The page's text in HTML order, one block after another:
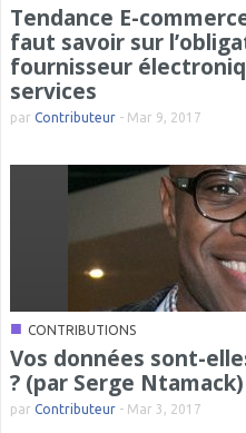
Tendance E-
faut savoir sur
fournisseur
services
par Contributeur - Mar 9, 2017
■ CONTRIBUTIONS
Vos données sont-
? (par Serge Ntamack)
par Contributeur - Mar 3, 2017